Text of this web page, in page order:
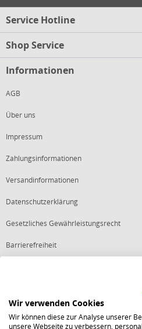
Service Hotline
Shop Service
Informationen
AGB
Über uns
Impressum
Zahlungsinformationen
Versandinformationen
Datenschutzerklärung
Gesetzliches Gewährleistungsrecht
Barrierefreiheit
Starker Service
Shops mit dem
Wir verwenden Cookies
Wir können diese zur Analyse unserer
unsere Webseite zu verbessern,